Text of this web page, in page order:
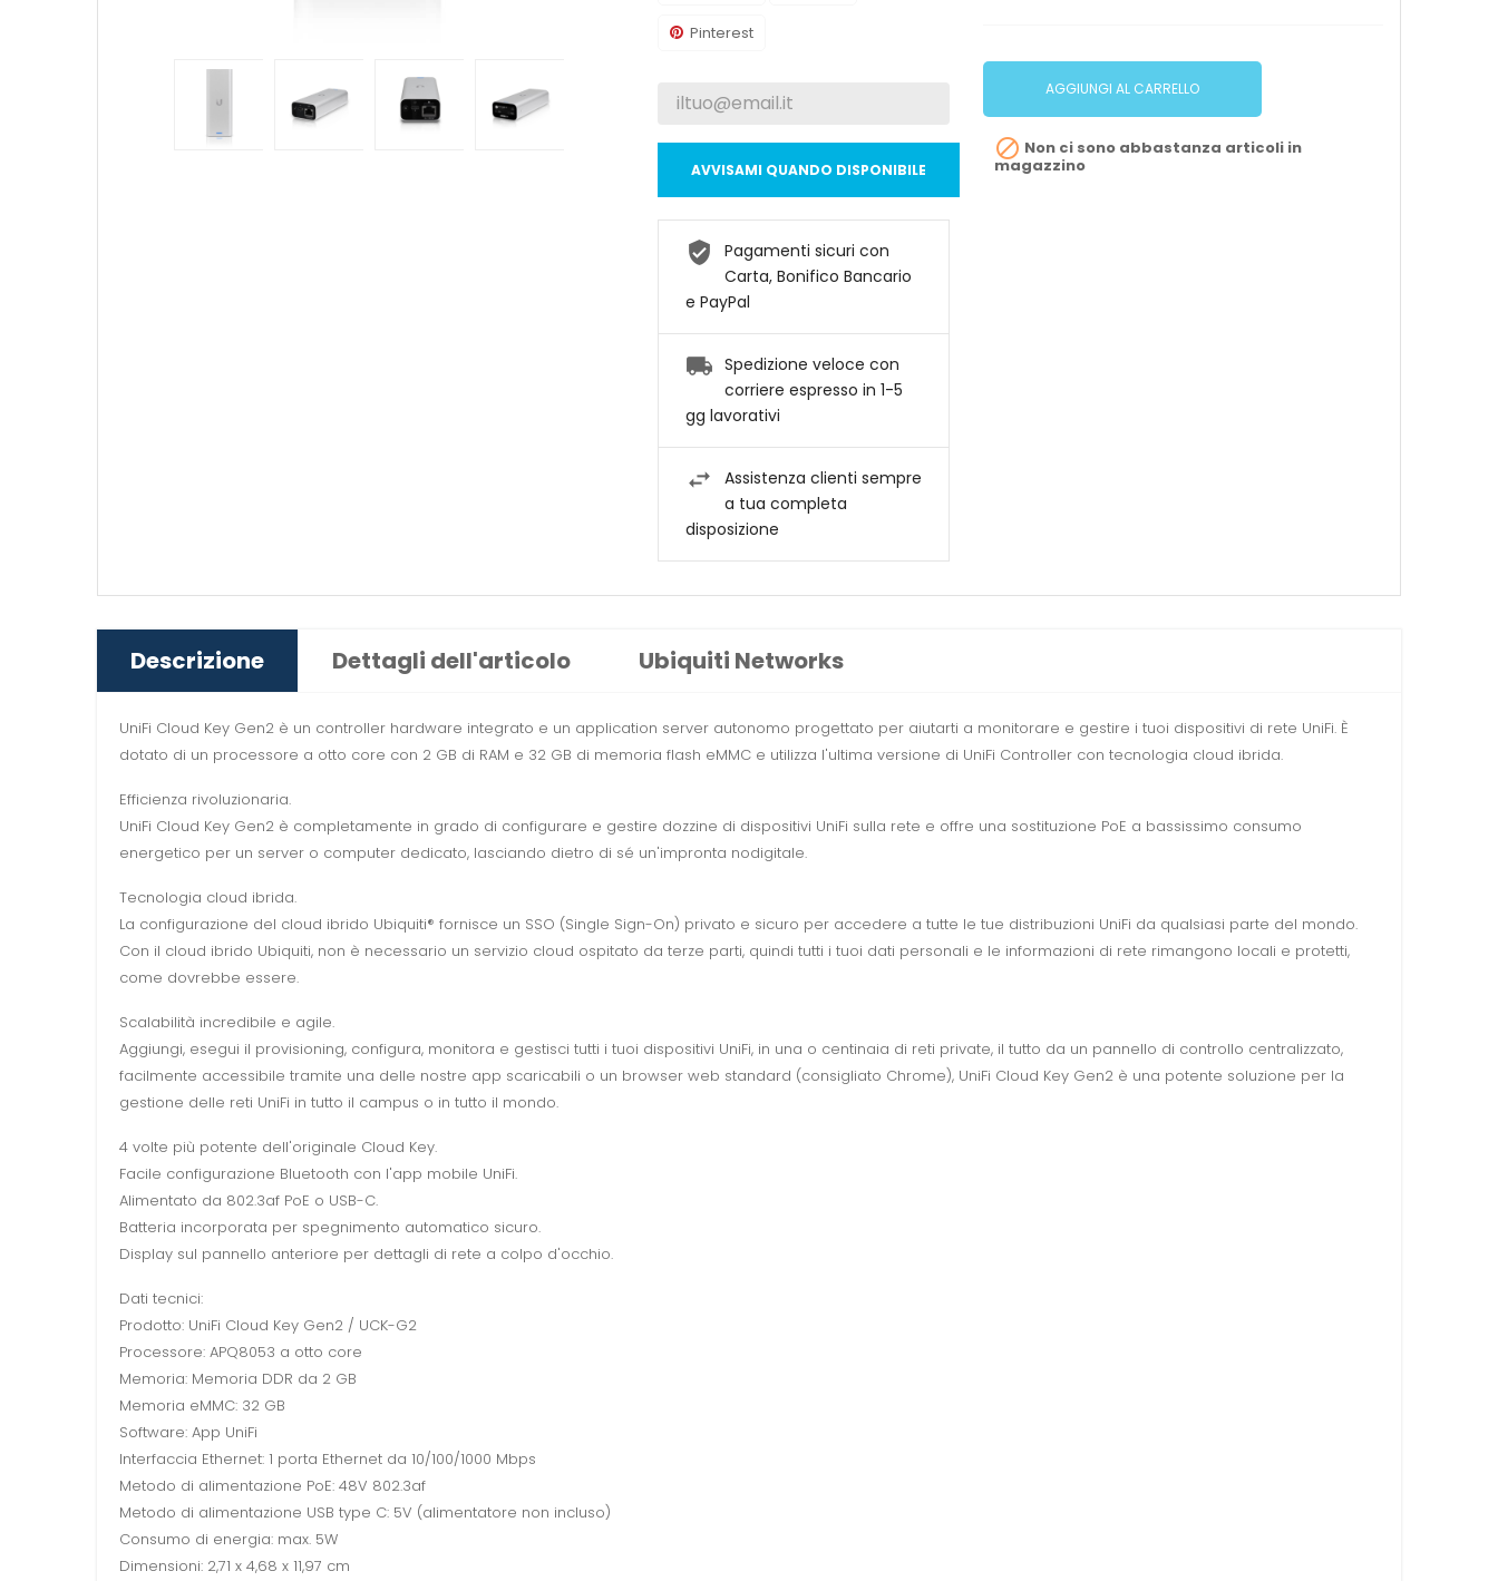
AGGIUNGI AL CARRELLO
 Non ci sono abbastanza articoli in
magazzino
Pinterest
AVVISAMI QUANDO DISPONIBILE
Pagamenti sicuri con
Carta, Bonifico Bancario
e PayPal
Spedizione veloce con
corriere espresso in 1-5
gg lavorativi
Assistenza clienti sempre
a tua completa
disposizione
Descrizione Dettagli dell'articolo Ubiquiti Networks
UniFi Cloud Key Gen2 è un controller hardware integrato e un application server autonomo progettato per aiutarti a monitorare e gestire i tuoi dispositivi di rete UniFi. È
dotato di un processore a otto core con 2 GB di RAM e 32 GB di memoria flash eMMC e utilizza l'ultima versione di UniFi Controller con tecnologia cloud ibrida.
Efficienza rivoluzionaria.
UniFi Cloud Key Gen2 è completamente in grado di configurare e gestire dozzine di dispositivi UniFi sulla rete e offre una sostituzione PoE a bassissimo consumo
energetico per un server o computer dedicato, lasciando dietro di sé un'impronta nodigitale.
Tecnologia cloud ibrida.
La configurazione del cloud ibrido Ubiquiti® fornisce un SSO (Single Sign-On) privato e sicuro per accedere a tutte le tue distribuzioni UniFi da qualsiasi parte del mondo.
Con il cloud ibrido Ubiquiti, non è necessario un servizio cloud ospitato da terze parti, quindi tutti i tuoi dati personali e le informazioni di rete rimangono locali e protetti,
come dovrebbe essere.
Scalabilità incredibile e agile.
Aggiungi, esegui il provisioning, configura, monitora e gestisci tutti i tuoi dispositivi UniFi, in una o centinaia di reti private, il tutto da un pannello di controllo centralizzato,
facilmente accessibile tramite una delle nostre app scaricabili o un browser web standard (consigliato Chrome), UniFi Cloud Key Gen2 è una potente soluzione per la
gestione delle reti UniFi in tutto il campus o in tutto il mondo.
4 volte più potente dell'originale Cloud Key.
Facile configurazione Bluetooth con l'app mobile UniFi.
Alimentato da 802.3af PoE o USB-C.
Batteria incorporata per spegnimento automatico sicuro.
Display sul pannello anteriore per dettagli di rete a colpo d'occhio.
Dati tecnici:
Prodotto: UniFi Cloud Key Gen2 / UCK-G2
Processore: APQ8053 a otto core
Memoria: Memoria DDR da 2 GB
Memoria eMMC: 32 GB
Software: App UniFi
Interfaccia Ethernet: 1 porta Ethernet da 10/100/1000 Mbps
Metodo di alimentazione PoE: 48V 802.3af
Metodo di alimentazione USB type C: 5V (alimentatore non incluso)
Consumo di energia: max. 5W
Dimensioni: 2,71 x 4,68 x 11,97 cm